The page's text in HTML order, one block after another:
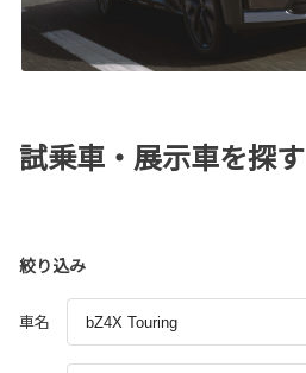
試乗車・展示車を探す
絞り込み
車名